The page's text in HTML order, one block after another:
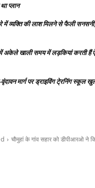
प्लान
में व्यक्ति की लाश मिलने से फैली
अकेले खाली समय में लड़कियां करती हैं
मार्ग पर ड्राइविंग टे्रनिंग स्कूल